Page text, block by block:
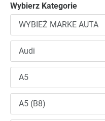
Wybierz Kategorie